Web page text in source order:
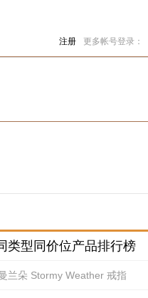
注册 更多帐号登录：
类型同价位产品排行榜
兰朵 Stormy Weather 戒指